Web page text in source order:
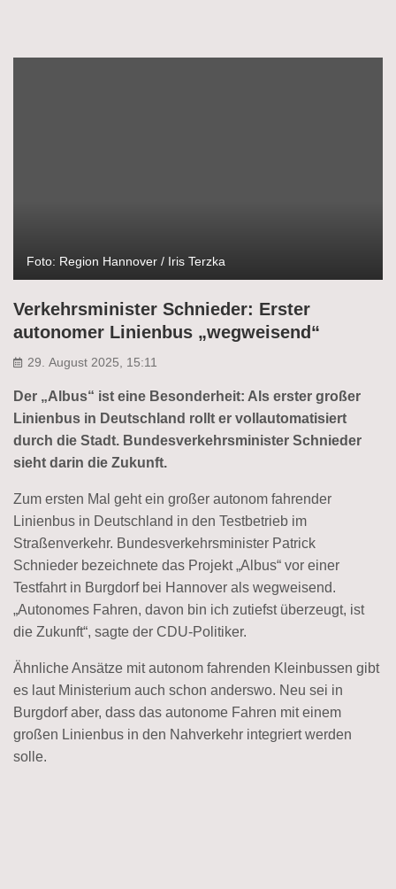
Foto: Region Hannover / Iris Terzka
Verkehrsminister Schnieder: Erster
autonomer Linienbus „wegweisend“
29. August 2025, 15:11
Der „Albus“ ist eine Besonderheit: Als erster großer
Linienbus in Deutschland rollt er vollautomatisiert
durch die Stadt. Bundesverkehrsminister Schnieder
sieht darin die Zukunft.
Zum ersten Mal geht ein großer autonom fahrender
Linienbus in Deutschland in den Testbetrieb im
Straßenverkehr. Bundesverkehrsminister Patrick
Schnieder bezeichnete das Projekt „Albus“ vor einer
Testfahrt in Burgdorf bei Hannover als wegweisend.
„Autonomes Fahren, davon bin ich zutiefst überzeugt, ist
die Zukunft“, sagte der CDU-Politiker.
Ähnliche Ansätze mit autonom fahrenden Kleinbussen gibt
es laut Ministerium auch schon anderswo. Neu sei in
Burgdorf aber, dass das autonome Fahren mit einem
großen Linienbus in den Nahverkehr integriert werden
solle.